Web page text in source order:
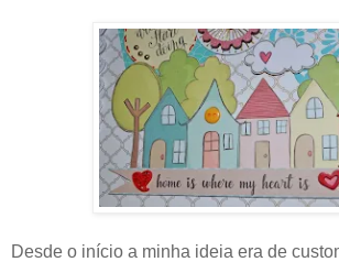
Desde o início a minha ideia era de